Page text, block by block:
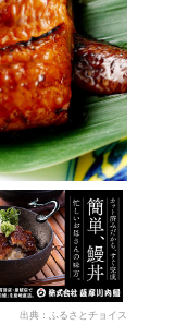
出典：ふるさとチョイス